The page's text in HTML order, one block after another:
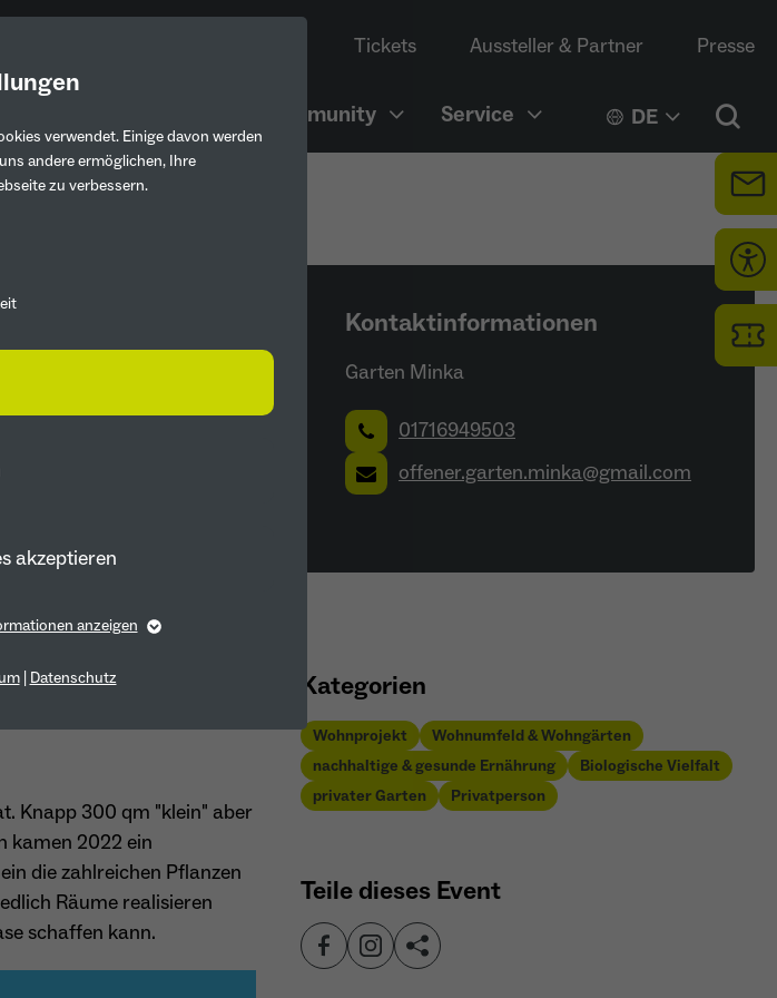
verwendet. Einige davon werden
andere ermöglichen, Ihre
zu verbessern.
akzeptieren
grundlegende Funktionen der
verwendet, um Ihre Cookie-
diese Website zu speichern.
verwendet, um das Verhalten der
nachzuvollziehen. Es hilft uns die
analysieren und die Inhalte zu
anzeigen
Datenschutz
Tickets Aussteller & Partner Presse
Mitmachen & Community Service DE
voller
Knapp 300 qm "klein" aber
kamen 2022 ein
die zahlreichen Pflanzen
Räume realisieren
schaffen kann.
Kontaktinformationen
Garten Minka
01716949503
offener.garten.minka@gmail.com
Kategorien
Wohnprojekt
Wohnumfeld & Wohngärten
nachhaltige & gesunde Ernährung
Biologische Vielfalt
privater Garten
Privatperson
Teile dieses Event